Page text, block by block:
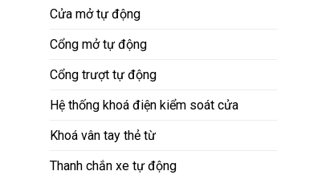
Cửa mở tự động
Cổng mở tự động
Cổng trượt tự động
Hệ thống khoá điện kiểm soát cửa
Khoá vân tay thẻ từ
Thanh chắn xe tự động